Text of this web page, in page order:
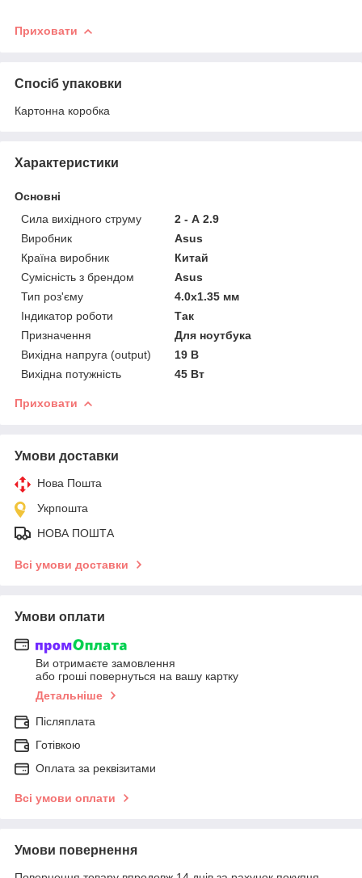
Приховати
Спосіб упаковки
Картонна коробка
Характеристики
Основні
Сила вихідного струму
2 - А 2.9
Виробник
Asus
Країна виробник
Китай
Сумісність з брендом
Asus
Тип роз'єму
4.0x1.35 мм
Індикатор роботи
Так
Призначення
Для ноутбука
Вихідна напруга (output)
19 В
Вихідна потужність
45 Вт
Приховати
Умови доставки
Нова Пошта
Укрпошта
НОВА ПОШТА
Всі умови доставки
Умови оплати
Ви отримаєте замовлення
або гроші повернуться на вашу картку
Детальніше
Післяплата
Готівкою
Оплата за реквізитами
Всі умови оплати
Умови повернення